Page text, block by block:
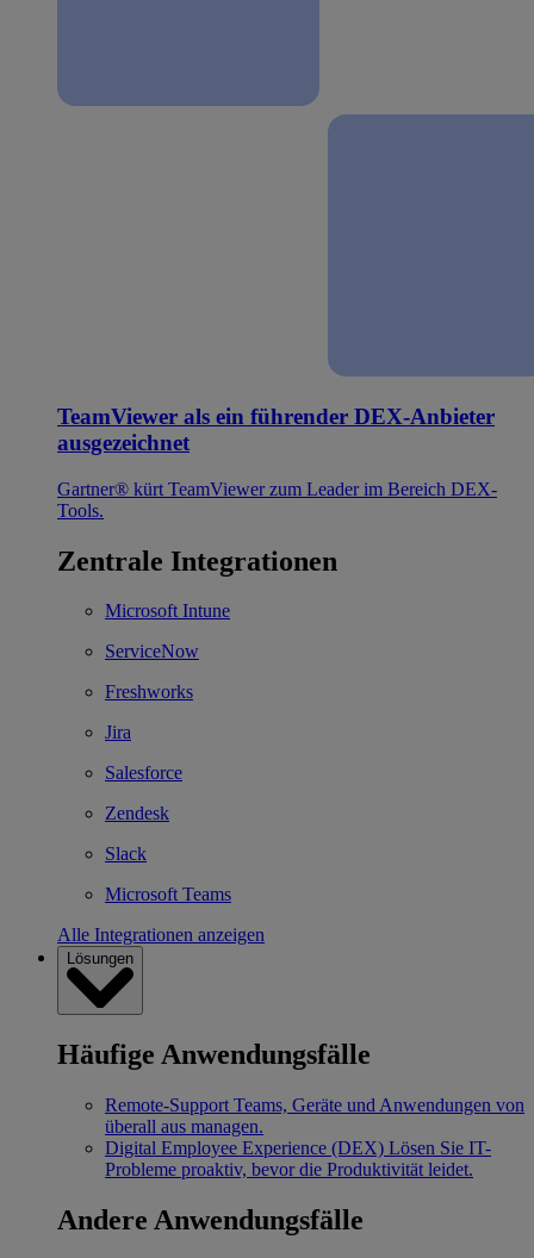
TeamViewer als ein führender DEX-Anbieter
ausgezeichnet
Gartner® kürt TeamViewer zum Leader im Bereich DEX-
Tools.
Zentrale Integrationen
Microsoft Intune
ServiceNow
Freshworks
Jira
Salesforce
Zendesk
Slack
Microsoft Teams
Alle Integrationen anzeigen
Lösungen
Häufige Anwendungsfälle
Remote-Support Teams, Geräte und Anwendungen von
überall aus managen.
Digital Employee Experience (DEX) Lösen Sie IT-
Probleme proaktiv, bevor die Produktivität leidet.
Andere Anwendungsfälle